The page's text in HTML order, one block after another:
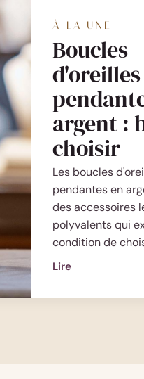
À LA UNE
Boucles
d'oreilles
argent :
choisir
Les boucles
pendantes en
des accessoires
polyvalents qui
condition de
Lire
: